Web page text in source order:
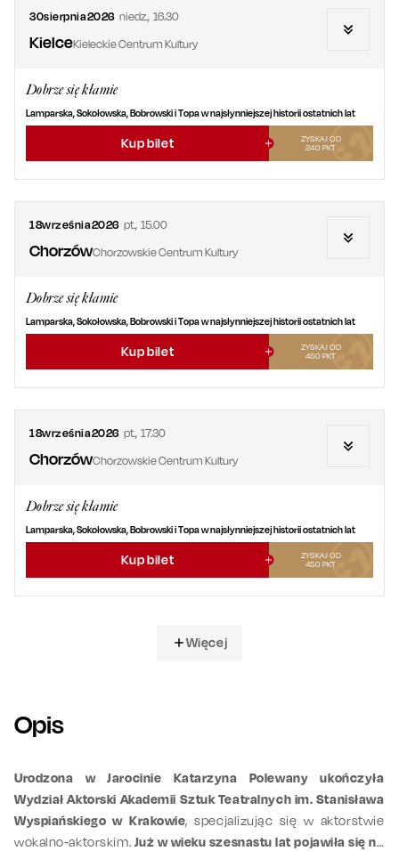
30sierpnia2026 niedz., 16.30
KielceKieleckie Centrum Kultury
Dobrze się kłamie
Lamparska, Sokołowska, Bobrowski i Topa w najsłynniejszej historii ostatnich lat
Kup bilet
ZYSKAJ OD
240 PKT
18września2026 pt., 15.00
ChorzówChorzowskie Centrum Kultury
Dobrze się kłamie
Lamparska, Sokołowska, Bobrowski i Topa w najsłynniejszej historii ostatnich lat
Kup bilet
ZYSKAJ OD
450 PKT
18września2026 pt., 17.30
ChorzówChorzowskie Centrum Kultury
Dobrze się kłamie
Lamparska, Sokołowska, Bobrowski i Topa w najsłynniejszej historii ostatnich lat
Kup bilet
ZYSKAJ OD
450 PKT
Więcej
Opis
Urodzona w Jarocinie Katarzyna Polewany ukończyła
Wydział Aktorski Akademii Sztuk Teatralnych im. Stanisława
Wyspiańskiego w Krakowie, specjalizując się w aktorstwie
wokalno‑aktorskim. Już w wieku szesnastu lat pojawiła się na